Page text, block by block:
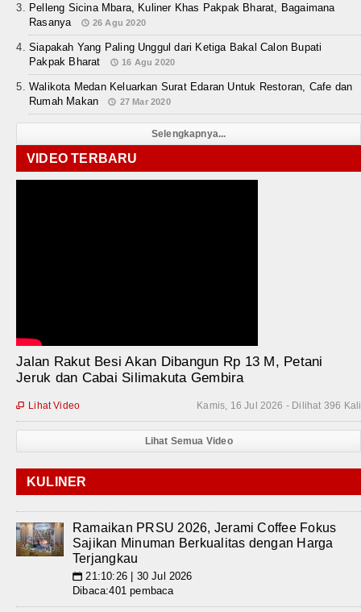
Pelleng Sicina Mbara, Kuliner Khas Pakpak Bharat, Bagaimana
Rasanya
26 Agu 2020
Siapakah Yang Paling Unggul dari Ketiga Bakal Calon Bupati
Pakpak Bharat
16 Agu 2020
Walikota Medan Keluarkan Surat Edaran Untuk Restoran, Cafe dan
Rumah Makan
27 Mar 2020
Selengkapnya...
VIDEO TERBARU
Jalan Rakut Besi Akan Dibangun Rp 13 M, Petani
Jeruk dan Cabai Silimakuta Gembira
Kamis, 16 Jul 2026 - Dilihat 396 Kali
 Lihat Video
Lihat Semua Video
KULINER
Ramaikan PRSU 2026, Jerami Coffee Fokus
Sajikan Minuman Berkualitas dengan Harga
Terjangkau
📅 21:10:26 | 30 Jul 2026
Dibaca:401 pembaca